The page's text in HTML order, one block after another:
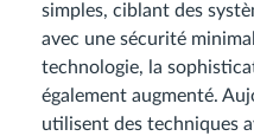
simples, ciblant des
avec une sécurité
technologie, la
également augmenté.
utilisent des techniques